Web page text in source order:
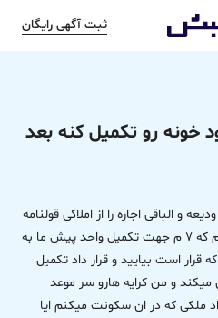
ثبت آگهی رایگان
خونه رو تکمیل کنه بعد
ما یک واحد به مبلغ 40م ودیعه و الباقی اجاره را از املاکی قولنامه
کرده ایم. که 33م پرداخت کرده‌ایم که 7 م جهت تکمیل واحد پیش ما به
مانده و مالک 7 ماه که قرار است بیایید و قرار داد تکمیل
میکند و من کرایه هارو سر موعد
ملکی که در ان سکونت میکنم ایا